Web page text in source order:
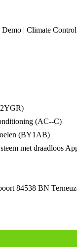
| Climate
(AC--C)
(BY1AB)
met draadloos
84538 BN